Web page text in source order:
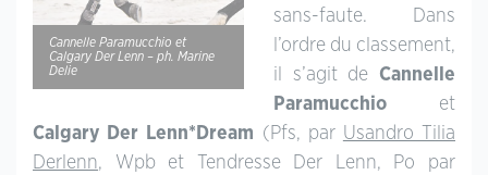
Cannelle Paramucchio et
Calgary Der Lenn – ph. Marine
Delie
sans-faute. Dans
l’ordre du classement,
il s’agit de Cannelle
Paramucchio et
Calgary Der Lenn*Dream (Pfs, par Usandro Tilia
Derlenn, Wpb et Tendresse Der Lenn, Po par